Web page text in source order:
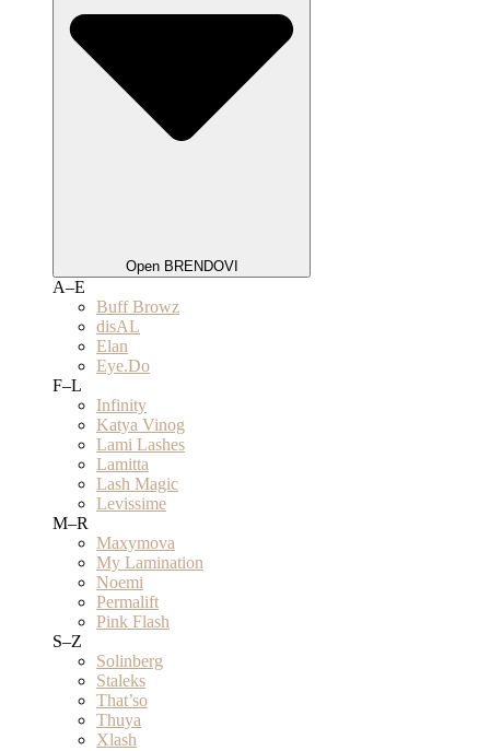
Open BRENDOVI
A–E
Buff Browz
disAL
Elan
Eye.Do
F–L
Infinity
Katya Vinog
Lami Lashes
Lamitta
Lash Magic
Levissime
M–R
Maxymova
My Lamination
Noemi
Permalift
Pink Flash
S–Z
Solinberg
Staleks
That’so
Thuya
Xlash